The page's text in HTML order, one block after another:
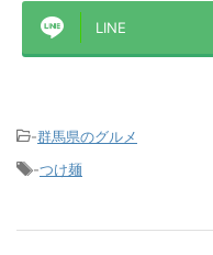
LINE
-群馬県のグルメ
-つけ麺